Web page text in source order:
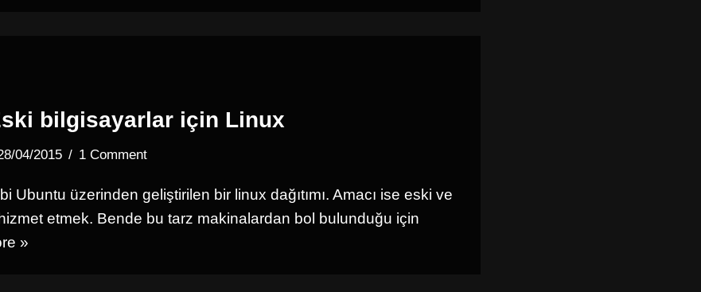
bilgisayarlar için Linux
04/2015 1 Comment
Ubuntu üzerinden geliştirilen bir linux dağıtımı. Amacı ise eski ve
etmek. Bende bu tarz makinalardan bol bulunduğu için
»